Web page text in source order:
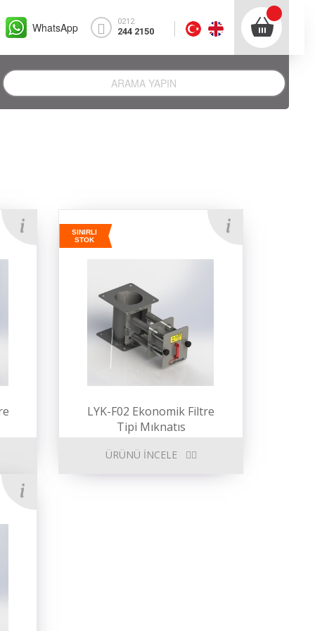
WhatsApp 0212
244 2150
SINIRLI
STOK
LYK-F02 Ekonomik Filtre
Tipi Mıknatıs
ÜRÜNÜ İNCELE